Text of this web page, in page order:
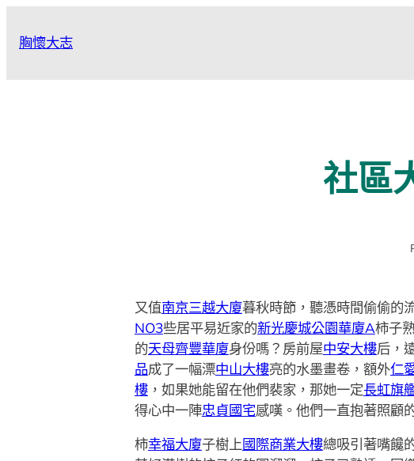
胸懷大志
社區
又值南京三越大廈暮秋時節，聽憑時間偷偷的
NO3些居平易近家的新光慶城公園華廈A柿子
的天母齊豐華廈身份嗎？房前屋中安大樓后，
品成了一幅漂中山大樓亮的水墨畫卷，額外仁
樓，如果她能留在他們裴家，那她一定長虹旗
得心中一陣忠貞國宅感嘆。他們一直抱著照顧
柿幸福大廈子樹上國際商業大樓總吸引著嘴饞